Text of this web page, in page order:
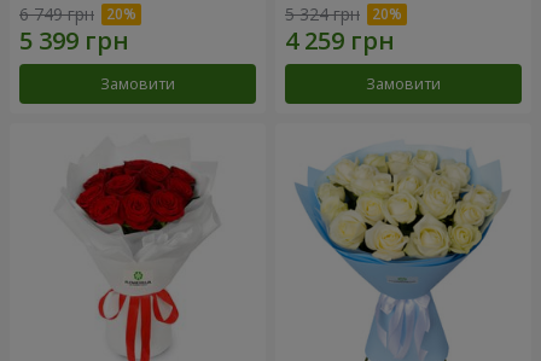
6 749 грн
Замовити
5 324 грн
Замовити